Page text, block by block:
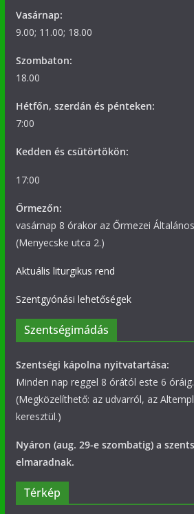
Vasárnap:
9.00; 11.00; 18.00
Szombaton:
18.00
Hétfőn, szerdán és pénteken:
7:00
Kedden és csütörtökön:
17:00
Őrmezőn:
vasárnap 8 órakor az Őrmezei
(Menyecske utca 2.)
Aktuális liturgikus rend
Szentgyónási lehetőségek
Szentségimádás
Szentségi kápolna nyitvatartása:
Minden nap reggel 8 órától este 6 óráig.
(Megközelíthető: az udvarról, az
keresztül.)
Nyáron (aug. 29-e szombatig) a
elmaradnak.
Térkép